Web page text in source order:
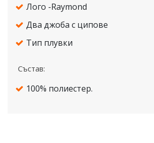
Лого -Raymond
Два джоба с ципове
Тип плувки
Състав:
100% полиестер.